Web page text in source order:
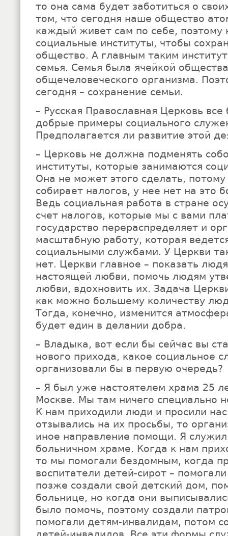
то она сама будет заботиться о
том, что сегодня наше общество
каждый живет сам по себе, поэтому
социальные институты, чтобы
общество. А главным таким
семья. Семья была ячейкой
общечеловеческого организма.
сегодня – сохранение семьи.
– Русская Православная Церковь
добрые примеры социального
Предполагается ли развитие этой
– Церковь не должна подменять
институты, которые занимаются
Она не может этого сделать, потому
собирает налогов, у нее нет на это
Ведь социальная работа в стране
счет налогов, которые мы с вами
государство перераспределяет и
масштабную работу, которая
социальными службами. У Церкви
нет. Церкви главное – показать
настоящей любви, помочь людям
любви, вдохновить их. Задача
как можно большему количеству
Тогда, конечно, изменится
будет един в делании добра.
– Владыка, вот если бы сейчас вы
нового прихода, какое социальное
организовали бы в первую очередь?
– Я был уже настоятелем храма 25
Москве. Мы там ничего специально
К нам приходили люди и просили
отзывались на их просьбы, то
иное направление помощи. Я
больничном храме. Когда к нам
то мы помогали бездомным, когда
воспитатели детей-сирот –
позже создали свой детский дом,
больнице, но когда они
было помочь, поэтому создали
помогали детям-инвалидам, потом